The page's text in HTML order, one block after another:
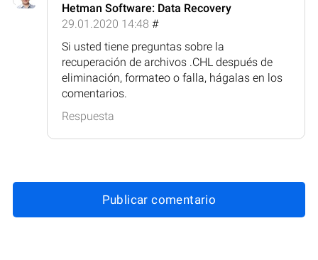
Hetman Software: Data Recovery
29.01.2020 14:48 #
Si usted tiene preguntas sobre la
recuperación de archivos .CHL después de
eliminación, formateo o falla, hágalas en los
comentarios.
Respuesta
Publicar comentario